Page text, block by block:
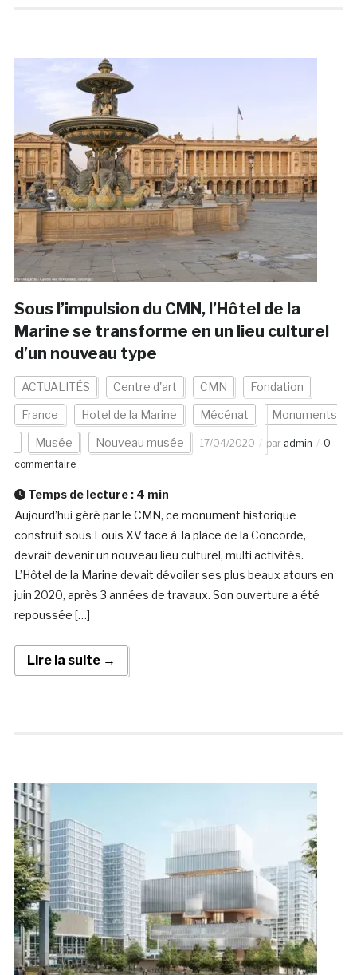
Sous l’impulsion du CMN, l’Hôtel de la
Marine se transforme en un lieu culturel
d’un nouveau type
ACTUALITÉS Centre d'art CMN Fondation
France Hotel de la Marine Mécénat Monuments
Musée Nouveau musée 17/04/2020 par admin
0
commentaire
Temps de lecture : 4 min
Aujourd’hui géré par le CMN, ce monument historique
construit sous Louis XV face à la place de la Concorde,
devrait devenir un nouveau lieu culturel, multi activités.
L’Hôtel de la Marine devait dévoiler ses plus beaux atours en
juin 2020, après 3 années de travaux. Son ouverture a été
repoussée […]
Lire la suite →